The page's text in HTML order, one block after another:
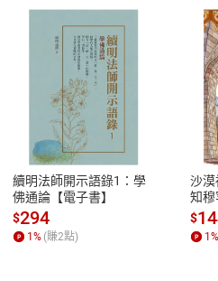
性
參
客服資訊
服務時間：週一到週五
13:00-17:00 (國定假日
客服電話：0080-
續明法師開示語錄1：學
佛通論【電子書】
$294
1% (賺2點)
沙
知穆
$
1%